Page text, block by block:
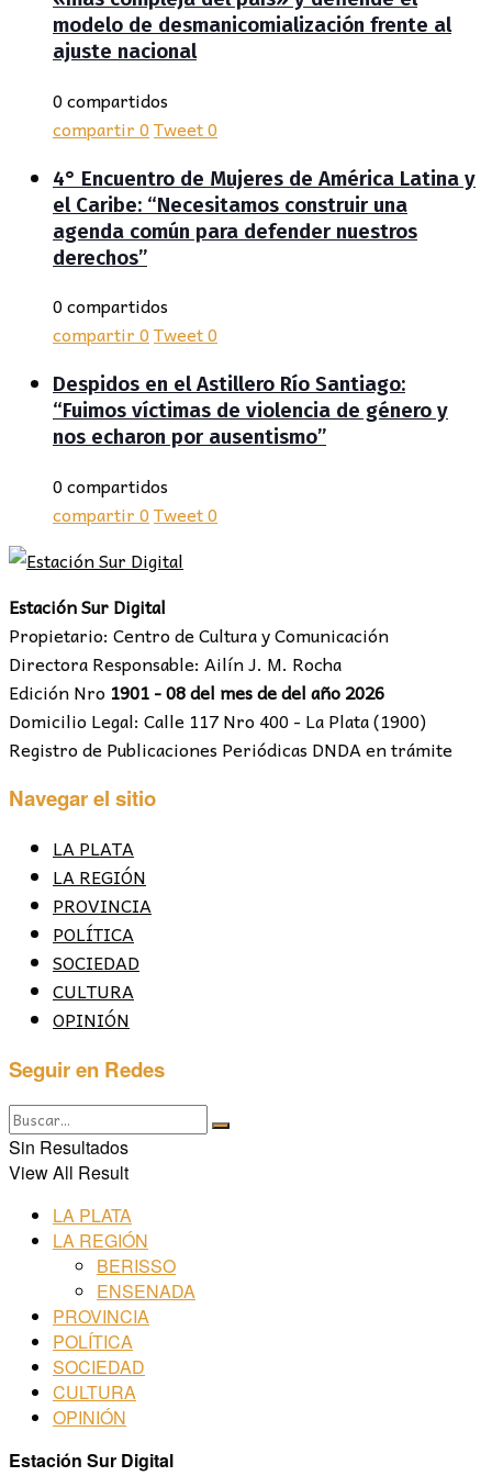
modelo de desmanicomialización frente al
ajuste nacional
0 compartidos
compartir0Tweet0
4° Encuentro de Mujeres de América Latina y
el Caribe: “Necesitamos construir una
agenda común para defender nuestros
derechos”
0 compartidos
compartir0Tweet0
Despidos en el Astillero Río Santiago:
“Fuimos víctimas de violencia de género y
nos echaron por ausentismo”
0 compartidos
compartir0Tweet0
Estación Sur Digital
Propietario: Centro de Cultura y Comunicación
Directora Responsable: Ailín J. M. Rocha
Edición Nro 1901 - 08 del mes de del año 2026
Domicilio Legal: Calle 117 Nro 400 - La Plata (1900)
Registro de Publicaciones Periódicas DNDA en trámite
Navegar el sitio
LA PLATA
LA REGIÓN
PROVINCIA
POLÍTICA
SOCIEDAD
CULTURA
OPINIÓN
Seguir en Redes
Sin Resultados
View All Result
LA PLATA
LA REGIÓN
BERISSO
ENSENADA
PROVINCIA
POLÍTICA
SOCIEDAD
CULTURA
OPINIÓN
Estación Sur Digital